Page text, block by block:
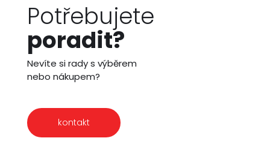
Potřebujete
poradit?
Nevíte si rady s výběrem
nebo nákupem?
kontakt